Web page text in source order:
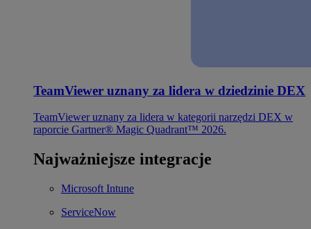
TeamViewer uznany za lidera w dziedzinie DEX
TeamViewer uznany za lidera w kategorii narzędzi DEX w
raporcie Gartner® Magic Quadrant™ 2026.
Najważniejsze integracje
Microsoft Intune
ServiceNow